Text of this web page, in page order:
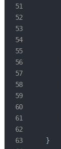
    }